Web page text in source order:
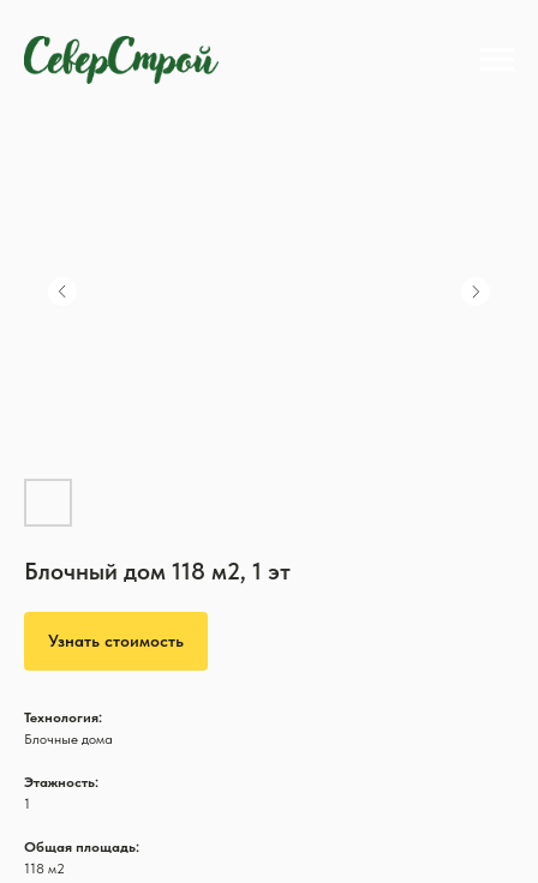
Блочный дом 118 м2, 1 эт
Узнать стоимость
Технология:
Блочные дома
Этажность:
1
Общая площадь:
118 м2